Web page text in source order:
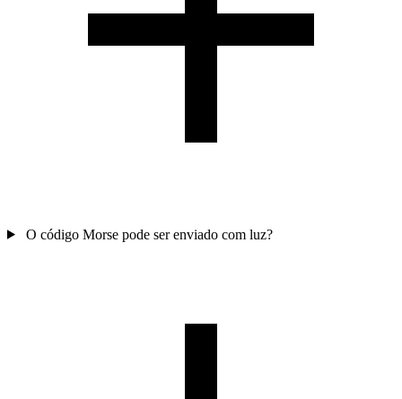
O código Morse pode ser enviado com luz?